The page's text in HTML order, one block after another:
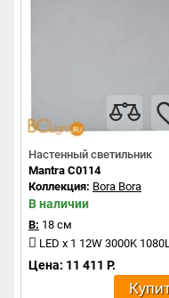
Настенный светильник
Mantra C0114
Коллекция: Bora Bora
В наличии
В: 18 см
LED x 1 12W 3000K
Цена: 11 411 Р.